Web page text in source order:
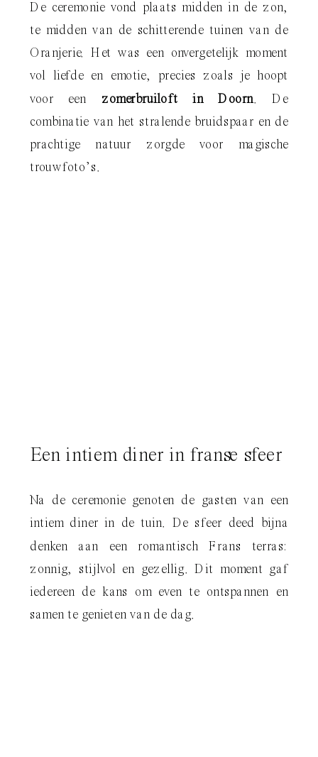
De ceremonie vond plaats midden in de zon,
te midden van de schitterende tuinen van de
Oranjerie. Het was een onvergetelijk moment
vol liefde en emotie, precies zoals je hoopt
voor een zomerbruiloft in Doorn . De
combinatie van het stralende bruidspaar en de
prachtige natuur zorgde voor magische
trouwfoto’s.
Een intiem diner in franse sfeer
Na de ceremonie genoten de gasten van een
intiem diner in de tuin. De sfeer deed bijna
denken aan een romantisch Frans terras:
zonnig, stijlvol en gezellig. Dit moment gaf
iedereen de kans om even te ontspannen en
samen te genieten van de dag.